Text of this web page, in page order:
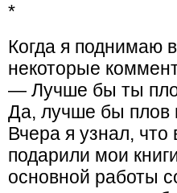
*
Когда я поднимаю
некоторые
— Лучше бы ты
Да, лучше бы плов
Вчера я узнал,
подарили мои
основной работы